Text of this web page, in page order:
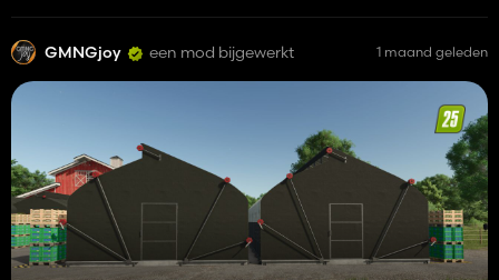
GMNGjoy een mod bijgewerkt 1 maand geleden